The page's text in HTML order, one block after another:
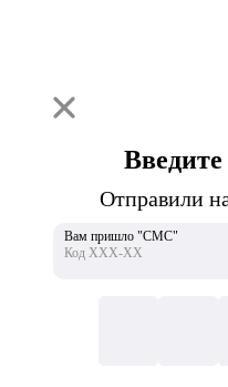
Отправили
Вам пришло "СМС"
Код ХХХ-ХХ